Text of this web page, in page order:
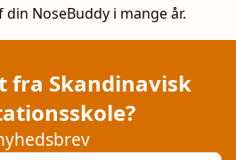
NoseBuddy i mange år.
fra Skandinavisk